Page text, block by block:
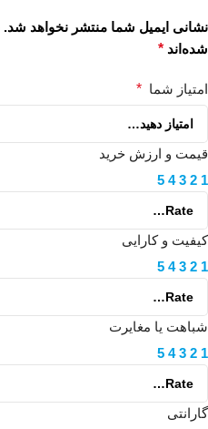
نشانی ایمیل شما منتشر نخواهد شد.
شده‌اند *
امتیاز شما *
قیمت و ارزش خرید
1
2
3
4
5
کیفیت و کارایی
1
2
3
4
5
شباهت یا مغایرت
1
2
3
4
5
گارانتی